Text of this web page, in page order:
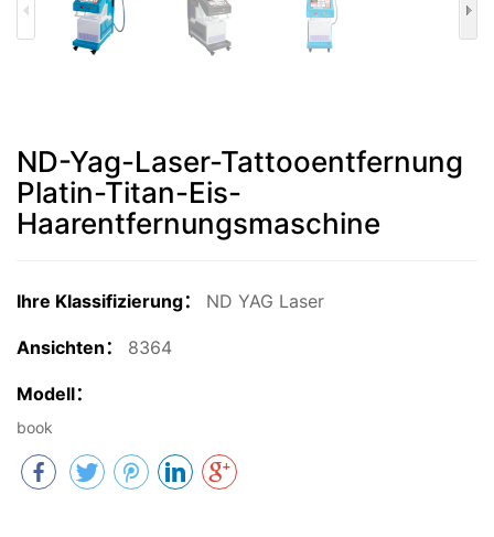
ND-Yag-Laser-Tattooentfernung
Platin-Titan-Eis-
Haarentfernungsmaschine
Ihre Klassifizierung： ND YAG Laser
Ansichten： 8364
Modell：
book